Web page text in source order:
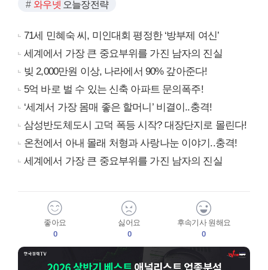
와우넷 오늘장전략
71세 민혜숙 씨, 미인대회 평정한 ‘방부제 여신’
세계에서 가장 큰 중요부위를 가진 남자의 진실
빚 2,000만원 이상, 나라에서 90% 갚아준다!
5억 바로 벌 수 있는 신축 아파트 문의폭주!
‘세계서 가장 몸매 좋은 할머니’ 비결이..충격!
삼성반도체도시 고덕 폭등 시작? 대장단지로 몰린다!
온천에서 아내 몰래 처형과 사랑나눈 이야기..충격!
세계에서 가장 큰 중요부위를 가진 남자의 진실
좋아요
0
싫어요
0
후속기사 원해요
0